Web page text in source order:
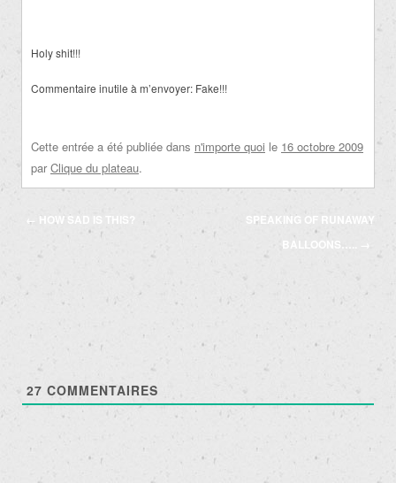
Holy shit!!!
Commentaire inutile à m’envoyer: Fake!!!
Cette entrée a été publiée dans n'importe quoi le 16 octobre 2009
par Clique du plateau.
Navigation
← HOW SAD IS THIS?
SPEAKING OF RUNAWAY
BALLOONS….. →
27 COMMENTAIRES